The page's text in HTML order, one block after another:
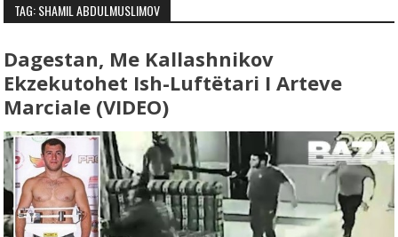
TAG: SHAMIL ABDULMUSLIMOV
Dagestan, Me Kallashnikov
Ekzekutohet Ish-Luftëtari I Arteve
Marciale (VIDEO)